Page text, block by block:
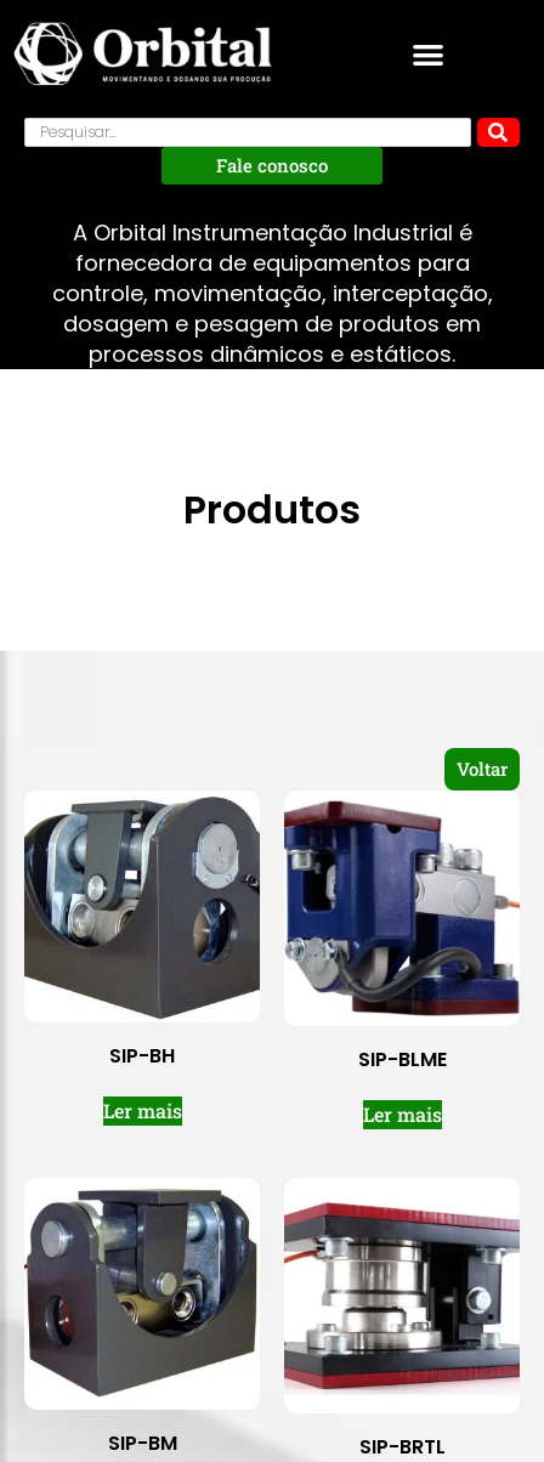
Fale conosco
A Orbital Instrumentação Industrial é
fornecedora de equipamentos para
controle, movimentação, interceptação,
dosagem e pesagem de produtos em
processos dinâmicos e estáticos.
Produtos
Voltar
SIP-BH
Ler mais
SIP-BLME
Ler mais
SIP-BM SIP-BRTL